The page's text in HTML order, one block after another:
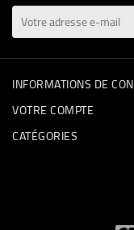
INFORMATIONS DE
VOTRE COMPTE
CATÉGORIES